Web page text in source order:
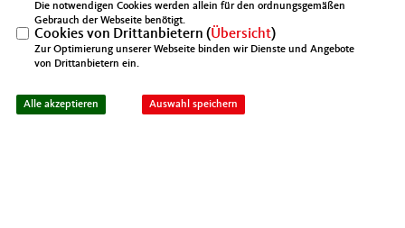
Du willst mitreden? Mitmachen?
Super! Kontaktier uns!
Die notwendigen Cookies werden allein für den ordnungsgemäßen
Gebrauch der Webseite benötigt.
Cookies von Drittanbietern (Übersicht)
Zur Optimierung unserer Webseite binden wir Dienste und Angebote
von Drittanbietern ein.
Alle akzeptieren Auswahl speichern